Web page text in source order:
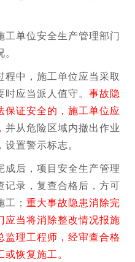
工单位安全生产管理部门
中，施工单位应当采取
应当派人值守。 事故隐
保证安全的，施工单位应
并从危险区域内撤出作业
置警示标志。
后，项目安全生产管理
记录，复查合格后，方可
； 重大事故隐患消除完
应当将消除整改情况报施
理工程师，经审查合格
恢复施工。